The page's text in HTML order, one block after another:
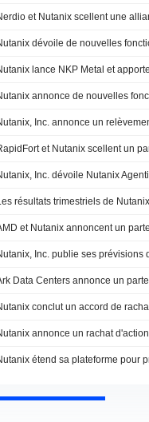
lance NKP Metal et
Inc. annonce un
Inc. dévoile Nutanix
annonce un rachat